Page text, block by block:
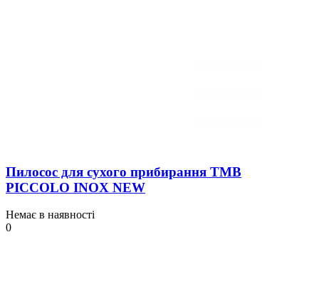
Пилосос для сухого прибирання TMB
PICCOLO INOX NEW
Немає в наявності
0